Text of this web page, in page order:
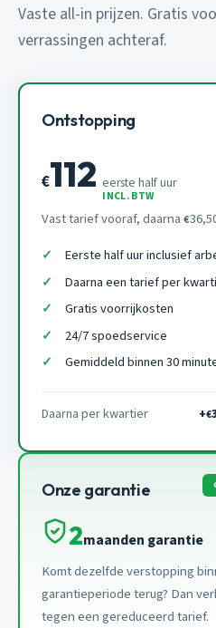
Vaste all-in prijzen. Gratis
verrassingen achteraf.
Ontstopping
€112 eerste half uur
INCL. BTW
Vast tarief vooraf, daarna €
Eerste half uur inclusief
Daarna een tarief per
Gratis voorrijkosten
24/7 spoedservice
Gemiddeld binnen 30
Daarna per kwartier +€
Onze garantie
2maanden garantie
Komt dezelfde verstopping
garantieperiode terug? Dan
tegen een gereduceerd tarief.